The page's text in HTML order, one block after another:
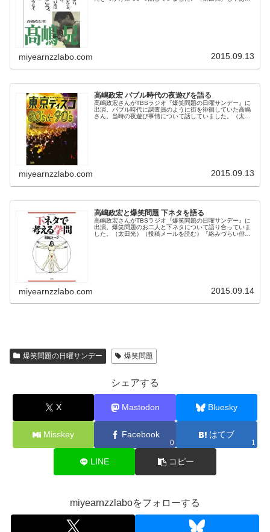
miyearnzzlabo.com 2015.09.13
高嶋政宏 バブル時代の夜遊びを語る
高嶋政宏さんがTBSラジオ『爆笑問題の日曜サンデー』に
出演。バブル時代に調査員のように街を徘徊していた高嶋
さん。当時の夜遊び事情について話していました。（太田
miyearnzzlabo.com 2015.09.13
高嶋政宏と爆笑問題 下ネタを語る
高嶋政宏さんがTBSラジオ『爆笑問題の日曜サンデー』に
出演。爆笑問題のお二人と下ネタについて語り合っていま
した。（太田光）（投稿メールを読む）『絡みづらい俳優
miyearnzzlabo.com 2015.09.14
爆笑問題の日曜サンデー 爆笑問題
シェアする
X Mastodon Bluesky
Misskey Facebook
0
はてブ
1
LINE コピー
miyearnzzlaboをフォローする